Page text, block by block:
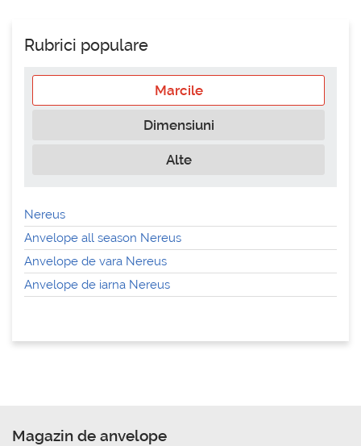
Rubrici populare
Marcile
Dimensiuni
Alte
Nereus
Anvelope all season Nereus
Anvelope de vara Nereus
Anvelope de iarna Nereus
Magazin de anvelope